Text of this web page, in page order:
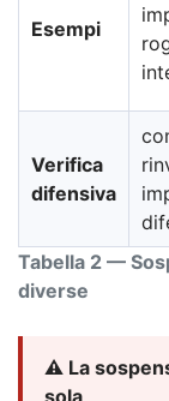
Tabella 2 —
diverse
Esempi
Verifica
difensiva
⚠️ La
sola